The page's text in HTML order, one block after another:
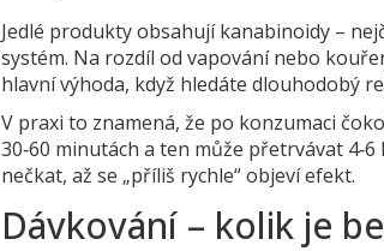
Jedlé produkty obsahují kanabinoidy –
systém. Na rozdíl od vapování nebo
hlavní výhoda, když hledáte dlouhodobý
V praxi to znamená, že po konzumaci
30‑60 minutách a ten může přetrvávat
nečkat, až se „příliš rychle“ objeví efekt.
Dávkování – kolik je